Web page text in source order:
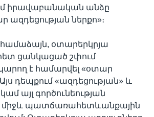
իրավաբանական անձը
ազդեցության ներքո»։
օտարերկրյա
ցանկացած շփում
է համարվել «օտար
դեպքում «ազդեցության» և
այլ գործունեության
պատճառահետևանքային